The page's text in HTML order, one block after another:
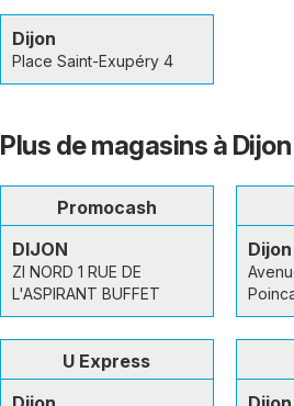
Dijon
Place Saint-Exupéry 4
Plus de magasins à Dijon
Promocash
DIJON
ZI NORD 1 RUE DE
L'ASPIRANT BUFFET
Dijon
U Express